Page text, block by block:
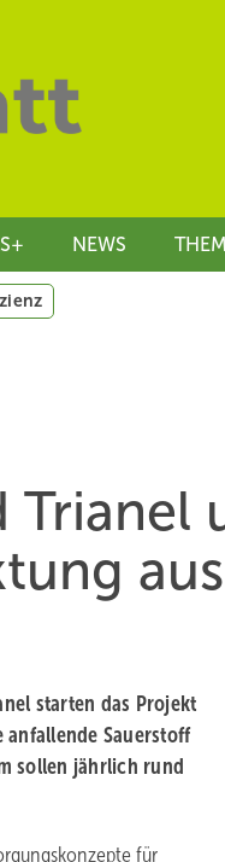
NEWS
Trianel
starten das Projekt
anfallende Sauerstoff
sollen jährlich rund
für